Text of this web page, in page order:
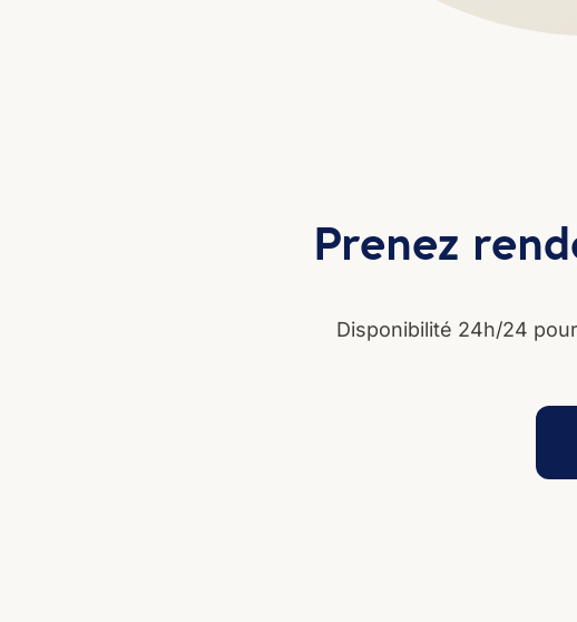
Prenez
Disponibilité 24h/24